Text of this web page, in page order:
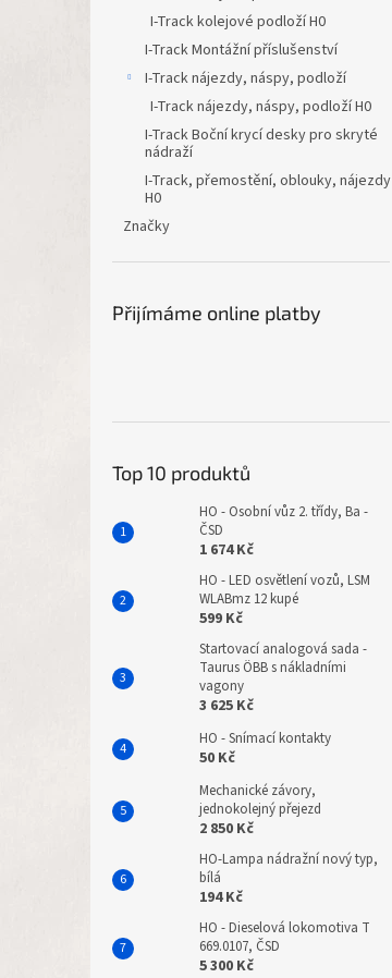
I-Track kolejové podloží H0
I-Track Montážní příslušenství
I-Track nájezdy, náspy, podloží
I-Track nájezdy, náspy, podloží H0
I-Track Boční krycí desky pro skryté
nádraží
I-Track, přemostění, oblouky, nájezdy
H0
Značky
Přijímáme online platby
Top 10 produktů
HO - Osobní vůz 2. třídy, Ba -
ČSD
1 674 Kč
HO - LED osvětlení vozů, LSM
WLABmz 12 kupé
599 Kč
Startovací analogová sada -
Taurus ÖBB s nákladními
vagony
3 625 Kč
HO - Snímací kontakty
50 Kč
Mechanické závory,
jednokolejný přejezd
2 850 Kč
HO-Lampa nádražní nový typ,
bílá
194 Kč
HO - Dieselová lokomotiva T
669.0107, ČSD
5 300 Kč